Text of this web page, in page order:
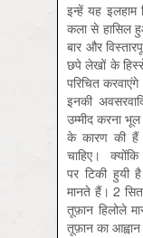
इन्हें यह इलहाम
कला से हासिल
बार और
छपे लेखों के
परिचित
इनकी
उम्मीद करना
के कारण की हैं।
चाहिए। क्योंकि
पर टिकी हुयी
मानते हैं। 2
तूफ़ान हिलोले
तूफ़ान का